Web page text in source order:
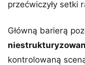
przećwiczyły setki
Główną barierą
kontrolowaną